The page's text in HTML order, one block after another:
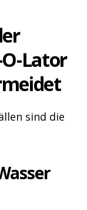
Lator
sind die